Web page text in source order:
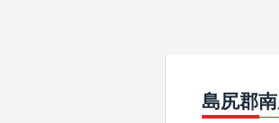
島尻郡